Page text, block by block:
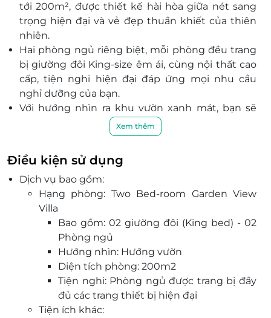
tới 200m², được thiết kế hài hòa giữa nét sang
trọng hiện đại và vẻ đẹp thuần khiết của thiên
nhiên.
Hai phòng ngủ riêng biệt, mỗi phòng đều trang
bị giường đôi King-size êm ái, cùng nội thất cao
cấp, tiện nghi hiện đại đáp ứng mọi nhu cầu
nghỉ dưỡng của bạn.
Với hướng nhìn ra khu vườn xanh mát, bạn sẽ
được đắm mình trong thiên nhiên trong lành,
yên tĩnh, tách biệt hoàn toàn khỏi những ồn ào,
xô bồ của phố thị.
Sơn Trà Resort & Spa tự hào tọa lạc tại một trong
những địa điểm đẹp nhất Đà Nẵng. Được Forbes
bình chọn là một trong 6 bãi biển đẹp nhất hành
tinh, biển Mỹ Khê là nơi mang lại cho bạn không
chỉ vẻ đẹp hùng vĩ, mà còn không khí trong lành,
yên bình.
Những tiện ích nổi bật như Nhà Hàng & Quầy
Bar, Hồ Bơi ngoài trời rộng lớn, Spa & Massage
thư giãn, hay tham gia các hoạt động thể thao
biển sôi động như Bóng Chuyền Bãi Biển, Chèo
Thuyền Kayak, Lặn với ống thở…
Xem thêm
Điều kiện sử dụng
Dịch vụ bao gồm:
Hạng phòng: Two Bed-room Garden View
Villa
Bao gồm: 02 giường đôi (King bed) - 02
Phòng ngủ
Hướng nhìn: Hướng vườn
Diện tích phòng: 200m2
Tiện nghi: Phòng ngủ được trang bị đầy
đủ các trang thiết bị hiện đại
Tiện ích khác: